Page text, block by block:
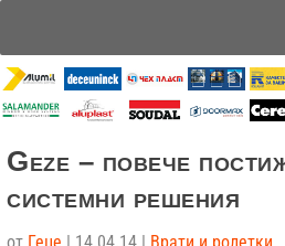
Geze – повече
системни решения
от Геце | 14.04.14 | Врати и ролетки